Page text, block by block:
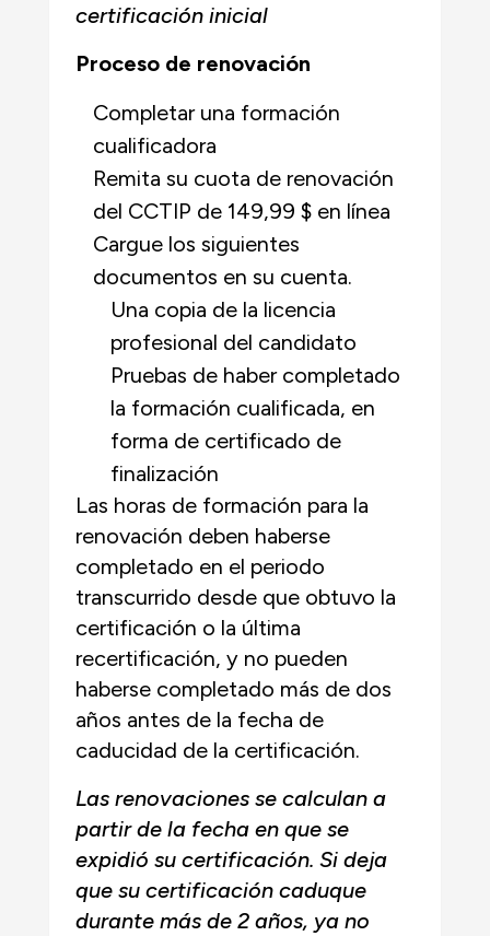
certificación inicial
Proceso de renovación
Completar una formación
cualificadora
Remita su cuota de renovación
del CCTIP de 149,99 $ en línea
Cargue los siguientes
documentos en su cuenta.
Una copia de la licencia
profesional del candidato
Pruebas de haber completado
la formación cualificada, en
forma de certificado de
finalización
Las horas de formación para la
renovación deben haberse
completado en el periodo
transcurrido desde que obtuvo la
certificación o la última
recertificación, y no pueden
haberse completado más de dos
años antes de la fecha de
caducidad de la certificación.
Las renovaciones se calculan a
partir de la fecha en que se
expidió su certificación. Si deja
que su certificación caduque
durante más de 2 años, ya no